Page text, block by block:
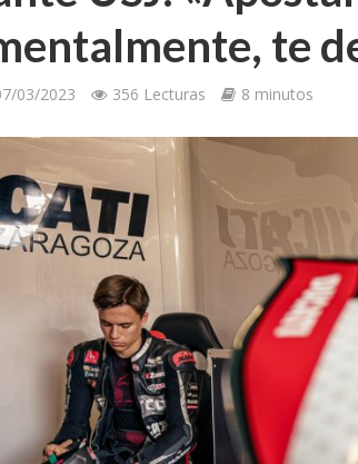
te
03/2023 356 Lecturas 8 minutos